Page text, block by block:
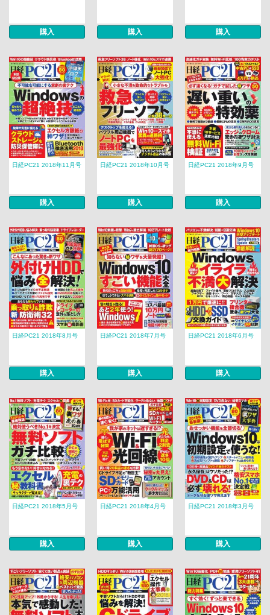
購入 購入 購入
日経PC21 2018年11月号
購入
日経PC21 2018年10月号
購入
日経PC21 2018年9月号
購入
日経PC21 2018年8月号
購入
日経PC21 2018年7月号
購入
日経PC21 2018年6月号
購入
日経PC21 2018年5月号
購入
日経PC21 2018年4月号
購入
日経PC21 2018年3月号
購入